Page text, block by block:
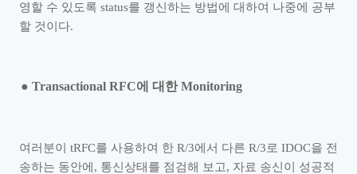
영할 수 있도록 status를 갱신하는 방법에 대하여 나중에 공부
할 것이다.
● Transactional RFC에 대한Monitoring
여러분이 tRFC를 사용하여 한 R/3에서 다른 R/3로 IDOC을 전
송하는 동안에 , 통신상태를 점검해 보고, 자료 송신이 성공적